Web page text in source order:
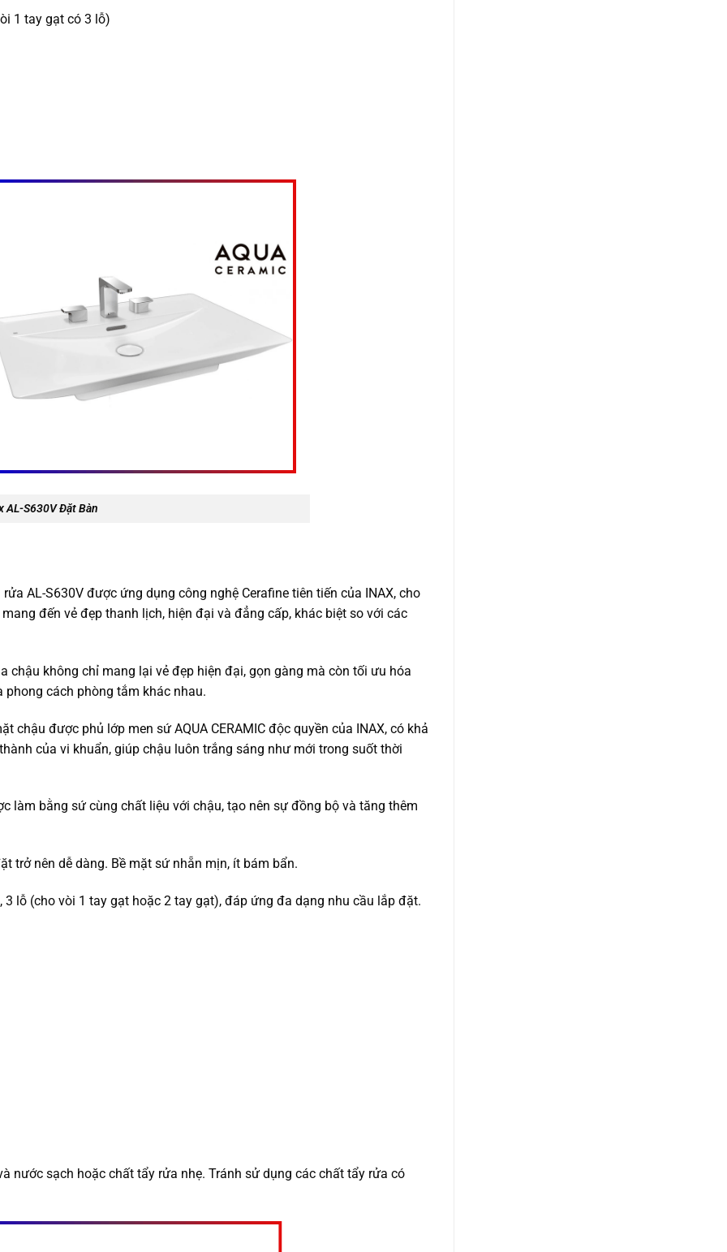
1 tay gạt có 3 lỗ)
AL-S630V Đặt Bàn
AL-S630V được ứng dụng công nghệ Cerafine tiên tiến của INAX, cho
đến vẻ đẹp thanh lịch, hiện đại và đẳng cấp, khác biệt so với các
chậu không chỉ mang lại vẻ đẹp hiện đại, gọn gàng mà còn tối ưu hóa
cách phòng tắm khác nhau.
chậu được phủ lớp men sứ AQUA CERAMIC độc quyền của INAX, có khả
của vi khuẩn, giúp chậu luôn trắng sáng như mới trong suốt thời
làm bằng sứ cùng chất liệu với chậu, tạo nên sự đồng bộ và tăng thêm
trở nên dễ dàng. Bề mặt sứ nhẵn mịn, ít bám bẩn.
lỗ (cho vòi 1 tay gạt hoặc 2 tay gạt), đáp ứng đa dạng nhu cầu lắp đặt.
nước sạch hoặc chất tẩy rửa nhẹ. Tránh sử dụng các chất tẩy rửa có